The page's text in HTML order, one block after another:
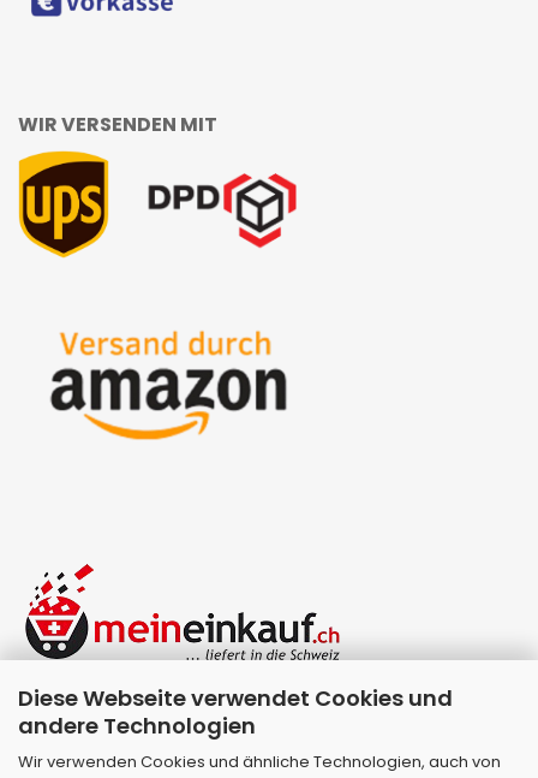
Diese Webseite verwendet Cookies und
andere Technologien
Wir verwenden Cookies und ähnliche Technologien, auch von
WIR VERSENDEN MIT